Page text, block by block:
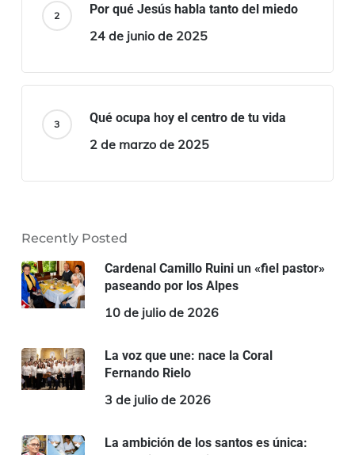
Por qué Jesús habla tanto del miedo
24 de junio de 2025
Qué ocupa hoy el centro de tu vida
2 de marzo de 2025
Recently Posted
Cardenal Camillo Ruini un «fiel pastor»
paseando por los Alpes
10 de julio de 2026
La voz que une: nace la Coral
Fernando Rielo
3 de julio de 2026
La ambición de los santos es única: